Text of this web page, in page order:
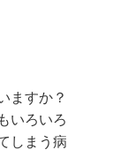
ますか？
いろいろ
しまう病